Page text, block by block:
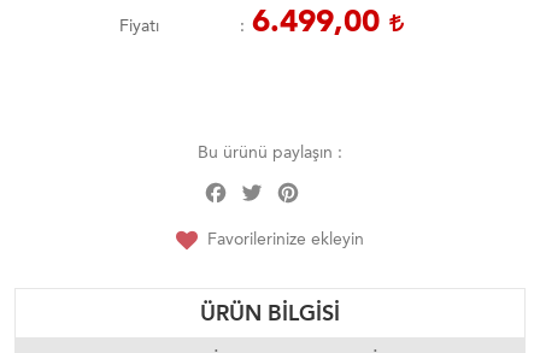
Fiyatı 6.499,00
Bu ürünü paylaşın :
Facebook
Twitter
Favorilerinize ekleyin
ÜRÜN BILGISI